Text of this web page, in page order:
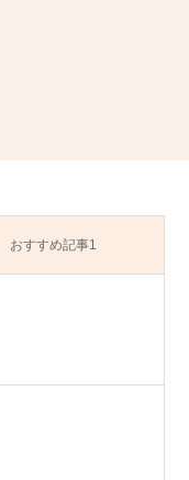
おすすめ記事1